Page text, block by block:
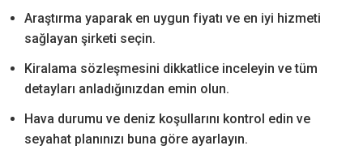
Araştırma yaparak en uygun fiyatı ve en iyi hizmeti
sağlayan şirketi seçin.
Kiralama sözleşmesini dikkatlice inceleyin ve tüm
detayları anladığınızdan emin olun.
Hava durumu ve deniz koşullarını kontrol edin ve
seyahat planınızı buna göre ayarlayın.